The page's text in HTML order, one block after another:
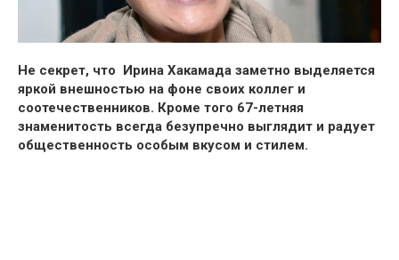
Не секрет, что Ирина Хакамада заметно выделяется
яркой внешностью на фоне своих коллег и
соотечественников. Кроме того 67-летняя
знаменитость всегда безупречно выглядит и радует
общественность особым вкусом и стилем.